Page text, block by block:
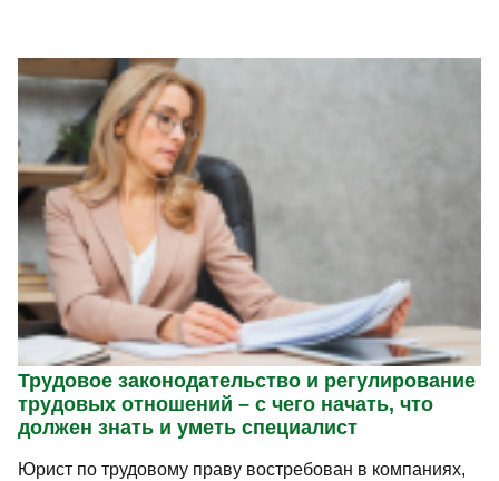
Трудовое законодательство и регулирование
трудовых отношений – с чего начать, что
должен знать и уметь специалист
Юрист по трудовому праву востребован в компаниях,